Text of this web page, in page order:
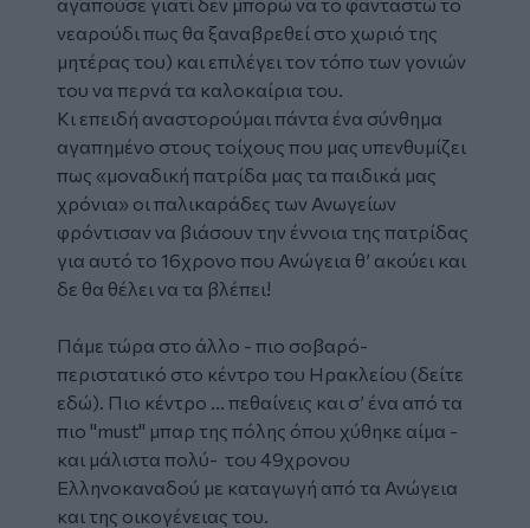
νεαρούδι πως θα ξαναβρεθεί στο χωριό της
μητέρας του) και επιλέγει τον τόπο των γονιών
του να περνά τα καλοκαίρια του.
Κι επειδή αναστορούμαι πάντα ένα σύνθημα
αγαπημένο στους τοίχους που μας υπενθυμίζει
πως «μοναδική πατρίδα μας τα παιδικά μας
χρόνια» οι παλικαράδες των Ανωγείων
φρόντισαν να βιάσουν την έννοια της πατρίδας
για αυτό το 16χρονο που Ανώγεια θ’ ακούει και
δε θα θέλει να τα βλέπει!
Πάμε τώρα στο άλλο - πιο σοβαρό-
περιστατικό στο κέντρο του Ηρακλείου (δείτε
εδώ). Πιο κέντρο ... πεθαίνεις και σ’ ένα από τα
πιο "must" μπαρ της πόλης όπου χύθηκε αίμα -
και μάλιστα πολύ- του 49χρονου
Ελληνοκαναδού με καταγωγή από τα Ανώγεια
και της οικογένειας του.